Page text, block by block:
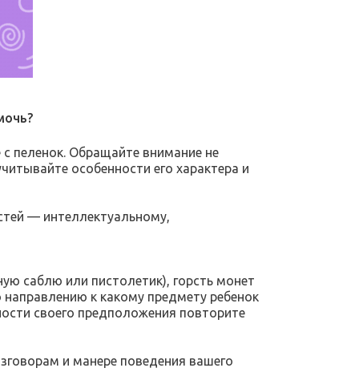
пеленок. Обращайте внимание не
особенности его характера и
— интеллектуальному,
саблю или пистолетик), горсть монет
к какому предмету ребенок
своего предположения повторите
и манере поведения вашего